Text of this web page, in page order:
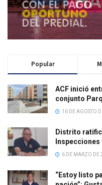
Popular
ACF inició
conjunto
16 DE AGOSTO
Distrito
6 DE MARZO DE
“Estoy listo